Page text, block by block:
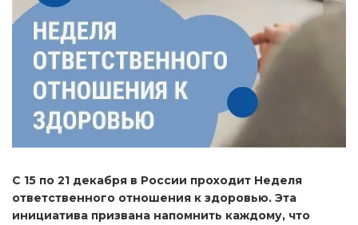
С 15 по 21 декабря в России проходит Неделя
ответственного отношения к здоровью. Эта
инициатива призвана напомнить каждому, что